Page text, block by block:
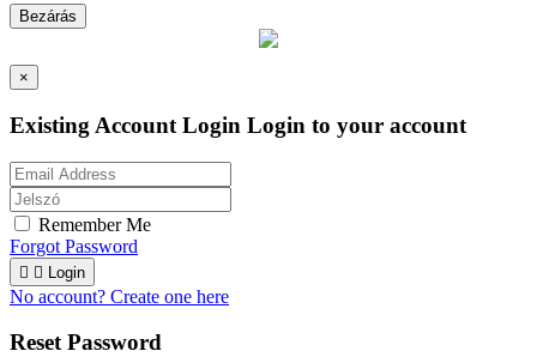
Bezárás
×
Existing Account Login Login to your account
Remember Me
Forgot Password
  Login
No account? Create one here
Reset Password